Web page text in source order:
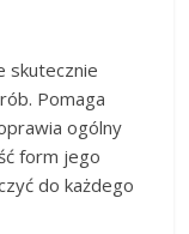
skutecznie
Pomaga
ogólny
form jego
do każdego